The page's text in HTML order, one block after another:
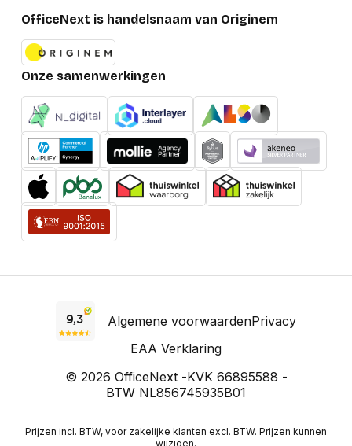
OfficeNext is handelsnaam van Originem
Onze samenwerkingen
Algemene voorwaardenPrivacy
EAA Verklaring
© 2026 OfficeNext -KVK 66895588 -
BTW NL856745935B01
Prijzen incl. BTW, voor zakelijke klanten excl. BTW. Prijzen kunnen
wijzigen.